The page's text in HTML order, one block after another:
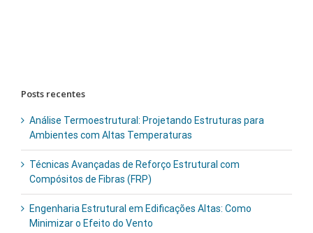
Posts recentes
Análise Termoestrutural: Projetando Estruturas para
Ambientes com Altas Temperaturas
Técnicas Avançadas de Reforço Estrutural com
Compósitos de Fibras (FRP)
Engenharia Estrutural em Edificações Altas: Como
Minimizar o Efeito do Vento